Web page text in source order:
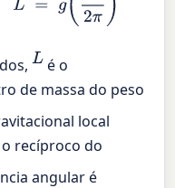
L é o
de massa do peso
local
recíproco do
angular é